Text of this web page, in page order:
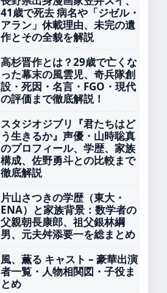
41歳で死去 病名や「ジゼル・
アラン」休載理由、未完の遺
作とその全貌を解説
高杉晋作とは？29歳で亡くな
った幕末の風雲児、奇兵隊創
設・死因・名言・FGO・現代
の評価まで徹底解説！
スタジオジブリ『君たちはど
う生きるか』声優・山時聡真
のプロフィール、学歴、家族
構成、佐野勇斗との比較まで
徹底解説
片山さつきの学歴（東大・
ENA）と家族背景：数学者の
父親朝長康郎、祖父銀林綱
男、元夫舛添要一を総まとめ
風、薫る キャスト – 豪華出演
者一覧・人物相関図・子役ま
とめ